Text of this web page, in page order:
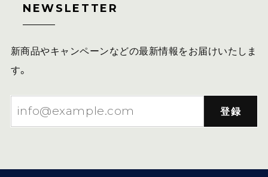
NEWSLETTER
新商品やキャンペーンなどの最新情報をお届けいたしま
す。
登録